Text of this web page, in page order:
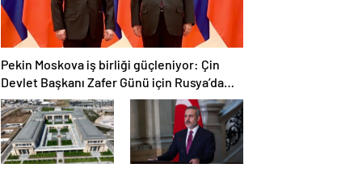
Pekin Moskova iş birliği güçleniyor: Çin
Devlet Başkanı Zafer Günü için Rusya’da
olacak